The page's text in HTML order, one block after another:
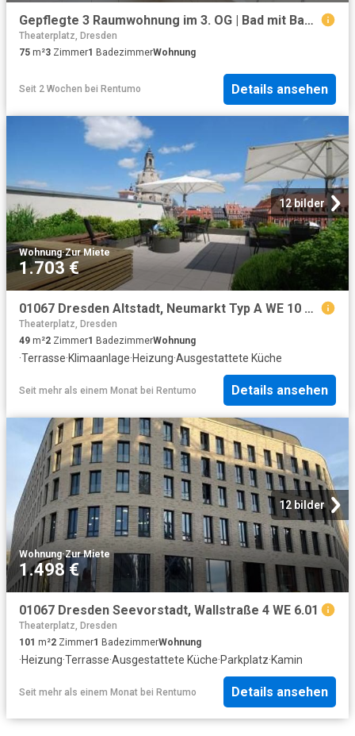
Gepflegte 3 Raumwohnung im 3. OG | Bad mit Badewanne & WMA | offene Küche
Theaterplatz, Dresden
75 m²3 Zimmer1 BadezimmerWohnung
Seit 2 Wochen bei Rentumo Details ansehen
12 bilder
Wohnung·Zur Miete
1.703 €
01067 Dresden Altstadt, Neumarkt Typ A WE 10 möbliert
Theaterplatz, Dresden
49 m²2 Zimmer1 BadezimmerWohnung
·Terrasse·Klimaanlage·Heizung·Ausgestattete Küche
Seit mehr als einem Monat bei Rentumo Details ansehen
12 bilder
Wohnung·Zur Miete
1.498 €
01067 Dresden Seevorstadt, Wallstraße 4 WE 6.01
Theaterplatz, Dresden
101 m²2 Zimmer1 BadezimmerWohnung
·Heizung·Terrasse·Ausgestattete Küche·Parkplatz·Kamin
Seit mehr als einem Monat bei Rentumo Details ansehen